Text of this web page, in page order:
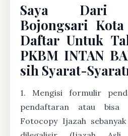
Saya Dari
Bojongsari
Daftar Untuk
PKBM INTAN
sih Syarat-
1. Mengisi formulir
pendaftaran atau bisa
Fotocopy Ijazah